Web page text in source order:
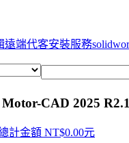
遠端代客安裝服務
Motor-CAD 2025
計金額 NT$0.00元